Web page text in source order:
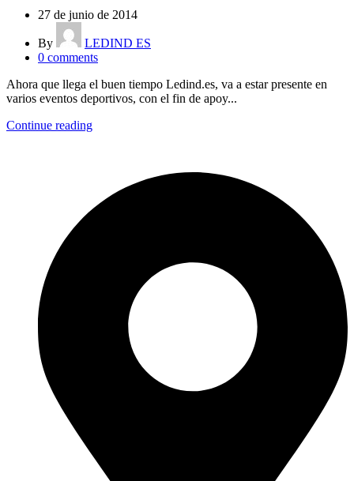
27 de junio de 2014
By
LEDIND ES
0 comments
Ahora que llega el buen tiempo Ledind.es, va a estar presente en
varios eventos deportivos, con el fin de apoy...
Continue reading